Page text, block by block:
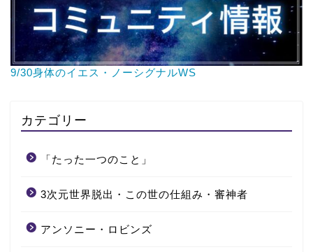
9/30身体のイエス・ノーシグナルWS
カテゴリー
「たった一つのこと」
3次元世界脱出・この世の仕組み・審神者
アンソニー・ロビンズ